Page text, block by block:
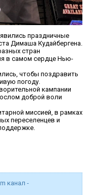
праздничные
Димаша Кудайбергена.
стран
в самом сердце Нью-
чтобы поздравить
погоду.
кампании
доброй воли
миссией, в рамках
переселенцев и
канал -